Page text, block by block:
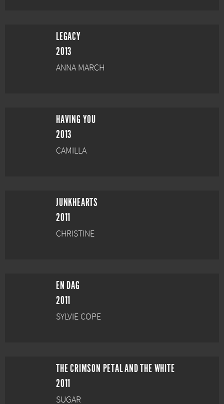
LEGACY
2013
ANNA MARCH
HAVING YOU
2013
CAMILLA
JUNKHEARTS
2011
CHRISTINE
EN DAG
2011
SYLVIE COPE
THE CRIMSON PETAL AND THE WHITE
2011
SUGAR